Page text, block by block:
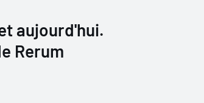
aujourd'hui.
Rerum